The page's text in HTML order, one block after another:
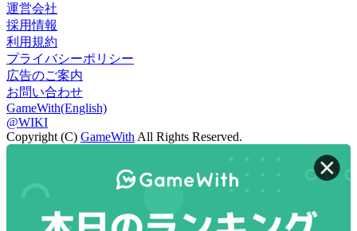
運営会社
採用情報
利用規約
プライバシーポリシー
広告のご案内
お問い合わせ
GameWith(English)
@WIKI
Copyright (C) GameWith All Rights Reserved.